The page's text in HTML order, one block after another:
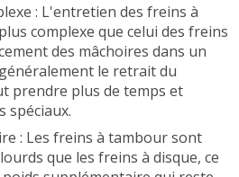
: L'entretien des freins à
complexe que celui des freins
des mâchoires dans un
le retrait du
prendre plus de temps et
spéciaux.
: Les freins à tambour sont
que les freins à disque, ce